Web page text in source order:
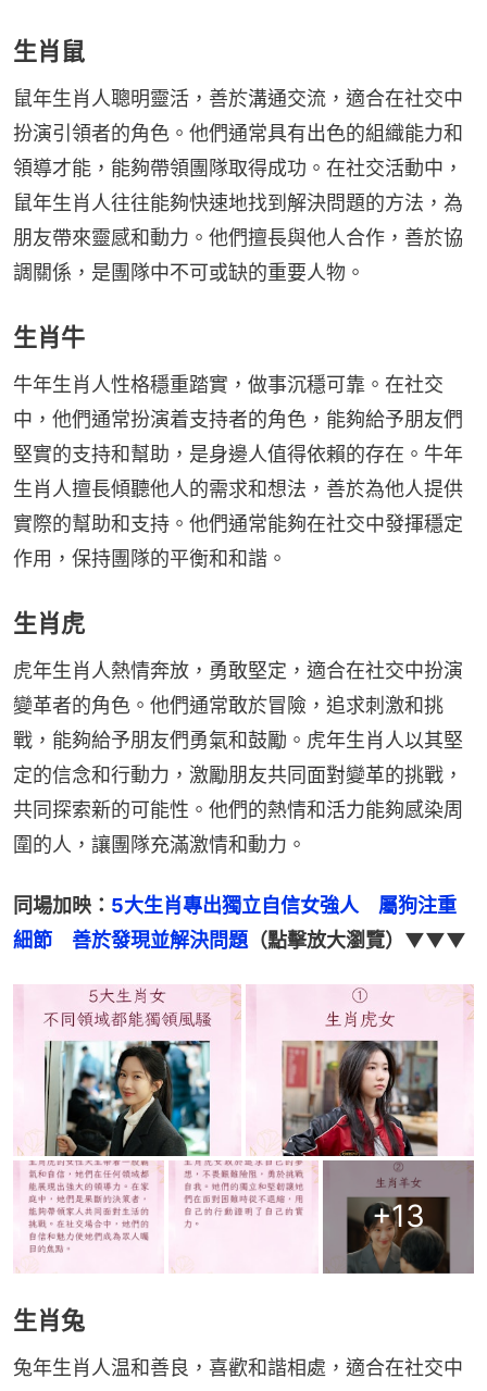
生肖鼠
鼠年生肖人聰明靈活，善於溝通交流，適合在社交中
扮演引領者的角色。他們通常具有出色的組織能力和
領導才能，能夠帶領團隊取得成功。在社交活動中，
鼠年生肖人往往能夠快速地找到解決問題的方法，為
朋友帶來靈感和動力。他們擅長與他人合作，善於協
調關係，是團隊中不可或缺的重要人物。
生肖牛
牛年生肖人性格穩重踏實，做事沉穩可靠。在社交
中，他們通常扮演着支持者的角色，能夠給予朋友們
堅實的支持和幫助，是身邊人值得依賴的存在。牛年
生肖人擅長傾聽他人的需求和想法，善於為他人提供
實際的幫助和支持。他們通常能夠在社交中發揮穩定
作用，保持團隊的平衡和和諧。
生肖虎
虎年生肖人熱情奔放，勇敢堅定，適合在社交中扮演
變革者的角色。他們通常敢於冒險，追求刺激和挑
戰，能夠給予朋友們勇氣和鼓勵。虎年生肖人以其堅
定的信念和行動力，激勵朋友共同面對變革的挑戰，
共同探索新的可能性。他們的熱情和活力能夠感染周
圍的人，讓團隊充滿激情和動力。
同場加映： 5大生肖專出獨立自信女強人　屬狗注重
細節　善於發現並解決問題（點擊放大瀏覽）▼▼▼
+13
生肖兔
兔年生肖人温和善良，喜歡和諧相處，適合在社交中